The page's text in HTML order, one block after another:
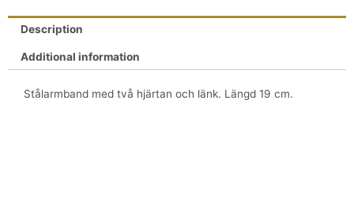
Description
Additional information
Stålarmband med två hjärtan och länk. Längd 19 cm.